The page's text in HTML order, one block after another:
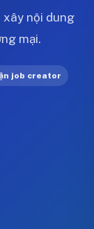
xây nội dung
mại.
job creator